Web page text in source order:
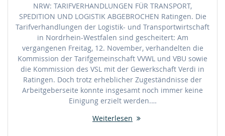
NRW: TARIFVERHANDLUNGEN FÜR TRANSPORT,
SPEDITION UND LOGISTIK ABGEBROCHEN Ratingen. Die
Tarifverhandlungen der Logistik- und Transportwirtschaft
in Nordrhein-Westfalen sind gescheitert: Am
vergangenen Freitag, 12. November, verhandelten die
Kommission der Tarifgemeinschaft VVWL und VBU sowie
die Kommission des VSL mit der Gewerkschaft Verdi in
Ratingen. Doch trotz erheblicher Zugeständnisse der
Arbeitgeberseite konnte insgesamt noch immer keine
Einigung erzielt werden.…
Weiterlesen